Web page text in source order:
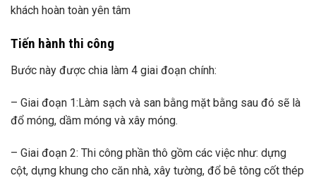
khách hoàn toàn yên tâm
Tiến hành thi công
Bước này được chia làm 4 giai đoạn chính:
– Giai đoạn 1:Làm sạch và san bằng mặt bằng sau đó sẽ là
đổ móng, dầm móng và xây móng.
– Giai đoạn 2: Thi công phần thô gồm các việc như: dựng
cột, dựng khung cho căn nhà, xây tường, đổ bê tông cốt thép